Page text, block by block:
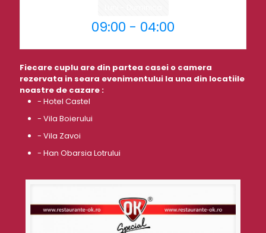
09:00 - 04:00
Fiecare cuplu are din partea casei o camera
rezervata in seara evenimentului la una din locatiile
noastre de cazare :
- Hotel Castel
- Vila Boierului
- Vila Zavoi
- Han Obarsia Lotrului